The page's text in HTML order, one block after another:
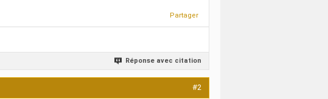
Partager
Réponse avec citation
#2